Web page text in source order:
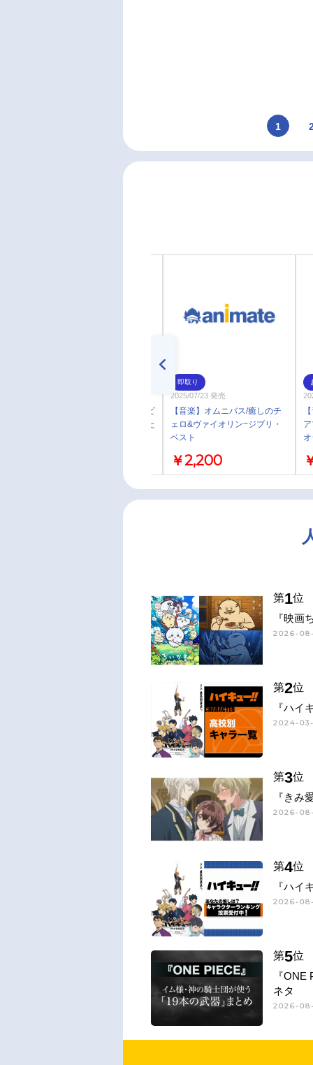
1
【音楽】スタジオジブリトリビ
ュートアルバム「ジブリをうた
即取り
2025/07/23 発売
【音楽】オムニバス/癒しのチ
ェロ&ヴァイオリン~ジブリ・
ベスト
￥2,200
第1位
『映画
2026-
第2位
『ハイ
2024-
第3位
『きみ
2026-
第4位
『ハイ
2026-
第5位
『
ネタ
2026-